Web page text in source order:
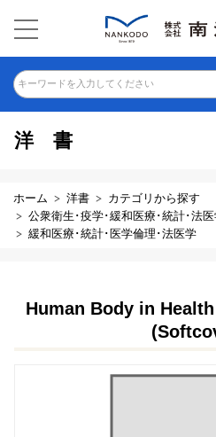
キーワードを入力してください
洋書
ホーム 洋書
カテゴリから探す
公衆衛生･疫学･緩和医療･統計･法
緩和医療･統計･医学倫理･法医学
Human Body in